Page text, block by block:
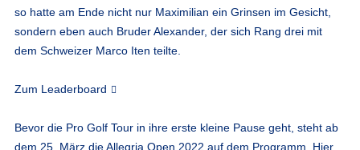
so hatte am Ende nicht nur Maximilian ein Grinsen im Gesicht,
sondern eben auch Bruder Alexander, der sich Rang drei mit
dem Schweizer Marco Iten teilte.
Zum Leaderboard
Bevor die Pro Golf Tour in ihre erste kleine Pause geht, steht ab
dem 25. März die Allegria Open 2022 auf dem Programm. Hier